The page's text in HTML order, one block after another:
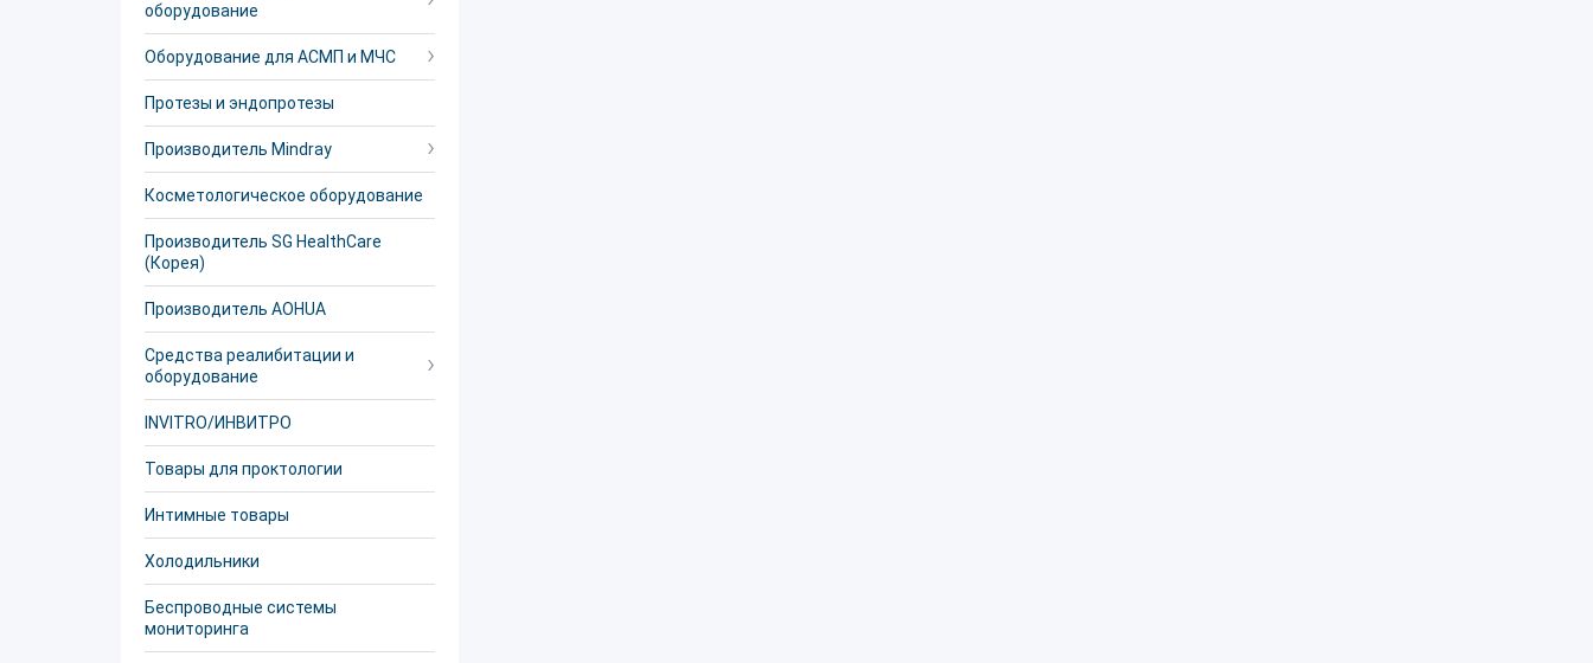
оборудование
Оборудование для АСМП и МЧС
Протезы и эндопротезы
Производитель Mindray
Косметологическое оборудование
Производитель SG HealthCare
(Корея)
Производитель AOHUA
Средства реалибитации и
оборудование
INVITRO/ИНВИТРО
Товары для проктологии
Интимные товары
Холодильники
Беспроводные системы
мониторинга